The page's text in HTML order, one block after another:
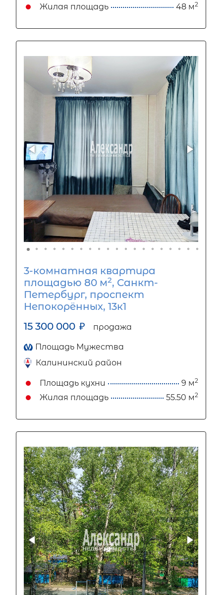
Жилая площадь 48 м2
3-комнатная квартира
площадью 80 м2, Санкт-
Петербург, проспект
Непокорённых, 13к1
15 300 000 ₽ продажа
Площадь Мужества
Калининский район
Площадь кухни 9 м2
Жилая площадь 55.50 м2